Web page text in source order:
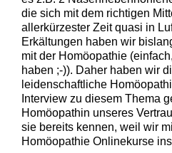
die sich mit dem richtigen
allerkürzester Zeit quasi in
Erkältungen haben wir
mit der Homöopathie
haben ;-)). Daher haben wir
leidenschaftliche
Interview zu diesem Thema
Homöopathin unseres
sie bereits kennen, weil wir
Homöopathie Onlinekurse